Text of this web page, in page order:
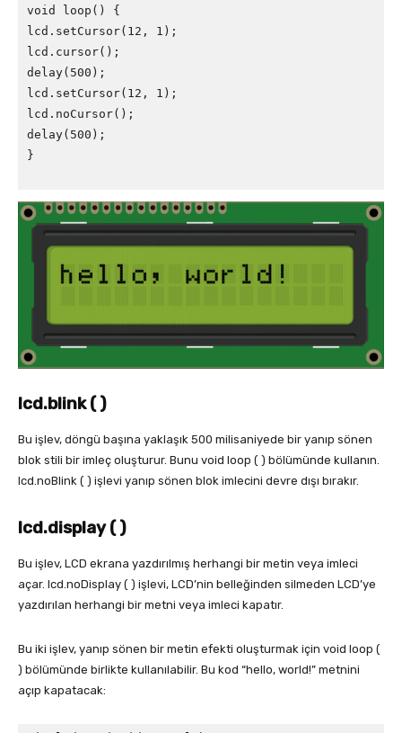
void loop() {
lcd.setCursor(12, 1);
lcd.cursor();
delay(500);
lcd.setCursor(12, 1);
lcd.noCursor();
delay(500);
}
lcd.blink ( )
Bu işlev, döngü başına yaklaşık 500 milisaniyede bir yanıp sönen
blok stili bir imleç oluşturur. Bunu void loop ( ) bölümünde kullanın.
lcd.noBlink ( ) işlevi yanıp sönen blok imlecini devre dışı bırakır.
lcd.display ( )
Bu işlev, LCD ekrana yazdırılmış herhangi bir metin veya imleci
açar. lcd.noDisplay ( ) işlevi, LCD’nin belleğinden silmeden LCD’ye
yazdırılan herhangi bir metni veya imleci kapatır.
Bu iki işlev, yanıp sönen bir metin efekti oluşturmak için void loop (
) bölümünde birlikte kullanılabilir. Bu kod “hello, world!” metnini
açıp kapatacak: